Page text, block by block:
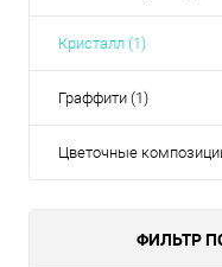
Кристалл (1)
Граффити (1)
Цветочные
ФИЛЬТР